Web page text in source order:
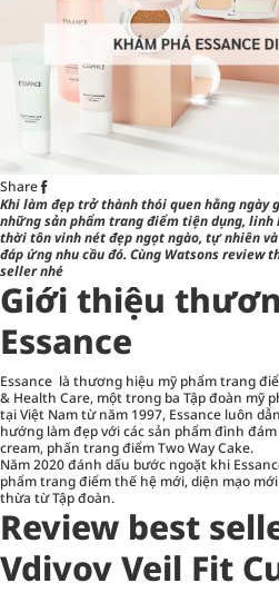
Share
Khi làm đẹp trở thành thói quen hằng ngày
những sản phẩm trang điểm tiện dụng,
thời tôn vinh nét đẹp ngọt ngào, tự nhiên
đáp ứng nhu cầu đó. Cùng Watsons review
seller nhé
Giới thiệu
Essance
Essance là thương hiệu mỹ phẩm trang
& Health Care, một trong ba Tập đoàn mỹ
tại Việt Nam từ năm 1997, Essance luôn
hướng làm đẹp với các sản phẩm đình đám
cream, phấn trang điểm Two Way Cake.
Năm 2020 đánh dấu bước ngoặt khi
phẩm trang điểm thế hệ mới, diện mạo
thừa từ Tập đoàn.
Review best
Vdivov Veil Fit